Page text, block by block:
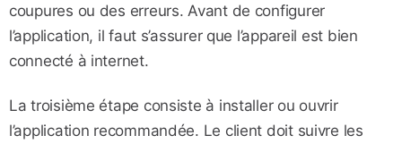
coupures ou des erreurs. Avant de configurer
l’application, il faut s’assurer que l’appareil est bien
connecté à internet.
La troisième étape consiste à installer ou ouvrir
l’application recommandée. Le client doit suivre les